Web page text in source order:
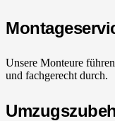
Unsere Monteure
und fachgerecht durch.